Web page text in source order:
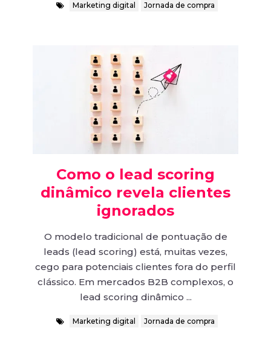
Marketing digital Jornada de compra
Como o lead scoring
dinâmico revela clientes
ignorados
O modelo tradicional de pontuação de
leads (lead scoring) está, muitas vezes,
cego para potenciais clientes fora do perfil
clássico. Em mercados B2B complexos, o
lead scoring dinâmico ...
Marketing digital Jornada de compra